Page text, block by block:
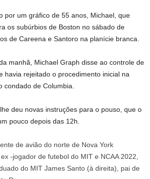
por um gráfico de 55 anos, Michael, que
os subúrbios de Boston no sábado de
de Careena e Santoro na planície branca.
manhã, Michael Graph disse ao controle de
havia rejeitado o procedimento inicial na
condado de Columbia.
deu novas instruções para o pouso, que o
pouco depois das 12h.